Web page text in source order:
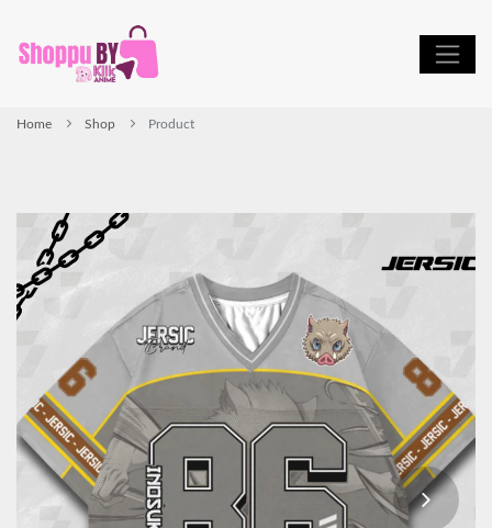
Home Shop Product